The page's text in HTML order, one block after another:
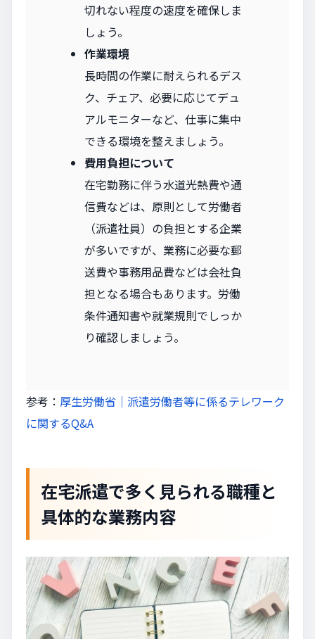
切れない程度の速度を確保しま
しょう。
作業環境
長時間の作業に耐えられるデス
ク、チェア、必要に応じてデュ
アルモニターなど、仕事に集中
できる環境を整えましょう。
費用負担について
在宅勤務に伴う水道光熱費や通
信費などは、原則として労働者
（派遣社員）の負担とする企業
が多いですが、業務に必要な郵
送費や事務用品費などは会社負
担となる場合もあります。労働
条件通知書や就業規則でしっか
り確認しましょう。
参考： 厚生労働省｜派遣労働者等に係るテレワーク
に関するQ&A
在宅派遣で多く見られる職種と
具体的な業務内容